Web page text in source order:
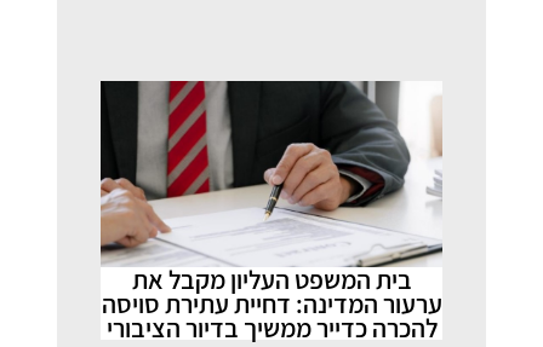
בית המשפט העליון מקבל את
ערעור המדינה: דחיית עתירת סויסה
להכרה כדייר ממשיך בדיור הציבורי